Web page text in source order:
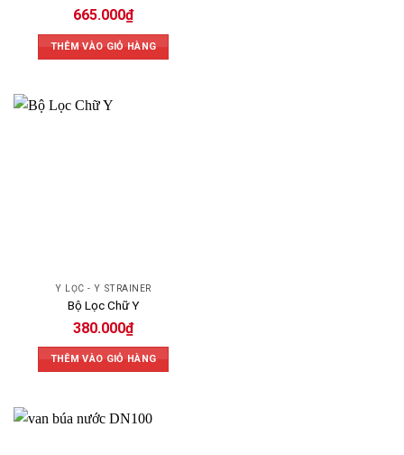
665.000₫
THÊM VÀO GIỎ HÀNG
Y LỌC - Y STRAINER
Bộ Lọc Chữ Y
380.000₫
THÊM VÀO GIỎ HÀNG